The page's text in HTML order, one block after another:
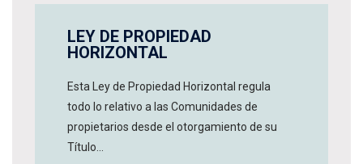
LEY DE PROPIEDAD
HORIZONTAL
Esta Ley de Propiedad Horizontal regula
todo lo relativo a las Comunidades de
propietarios desde el otorgamiento de su
Título...